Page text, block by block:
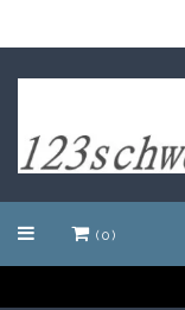
(0)